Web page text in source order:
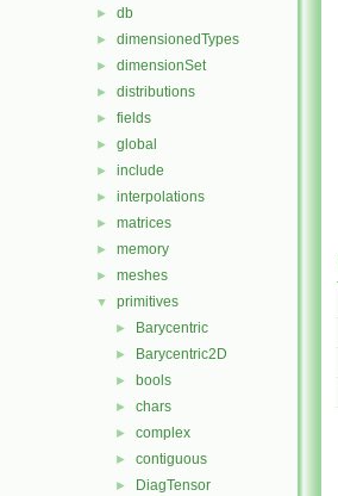
► db
► dimensionedTypes
► dimensionSet
► distributions
► fields
► global
► include
► interpolations
► matrices
► memory
► meshes
▼ primitives
► Barycentric
► Barycentric2D
► bools
► chars
► complex
► contiguous
► DiagTensor